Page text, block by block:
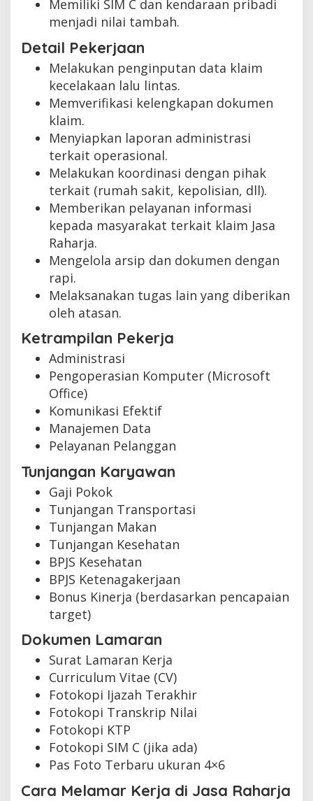
Memiliki SIM C dan kendaraan pribadi
menjadi nilai tambah.
Detail Pekerjaan
Melakukan penginputan data klaim
kecelakaan lalu lintas.
Memverifikasi kelengkapan dokumen
klaim.
Menyiapkan laporan administrasi
terkait operasional.
Melakukan koordinasi dengan pihak
terkait (rumah sakit, kepolisian, dll).
Memberikan pelayanan informasi
kepada masyarakat terkait klaim Jasa
Raharja.
Mengelola arsip dan dokumen dengan
rapi.
Melaksanakan tugas lain yang diberikan
oleh atasan.
Ketrampilan Pekerja
Administrasi
Pengoperasian Komputer (Microsoft
Office)
Komunikasi Efektif
Manajemen Data
Pelayanan Pelanggan
Tunjangan Karyawan
Gaji Pokok
Tunjangan Transportasi
Tunjangan Makan
Tunjangan Kesehatan
BPJS Kesehatan
BPJS Ketenagakerjaan
Bonus Kinerja (berdasarkan pencapaian
target)
Dokumen Lamaran
Surat Lamaran Kerja
Curriculum Vitae (CV)
Fotokopi Ijazah Terakhir
Fotokopi Transkrip Nilai
Fotokopi KTP
Fotokopi SIM C (jika ada)
Pas Foto Terbaru ukuran 4×6
Cara Melamar Kerja di Jasa Raharja